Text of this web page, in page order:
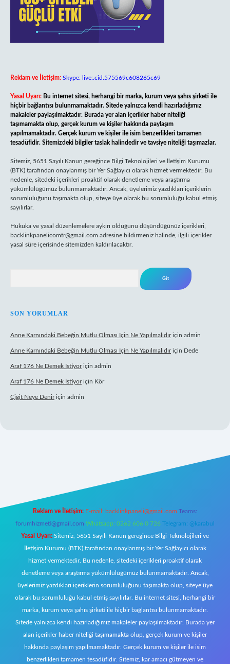
Reklam ve İletişim: Skype: live:.cid.575569c608265c69
Yasal Uyarı: Bu internet sitesi, herhangi bir marka, kurum veya şahıs şirketi ile
hiçbir bağlantısı bulunmamaktadır. Sitede yalnızca kendi hazırladığımız
makaleler paylaşılmaktadır. Burada yer alan içerikler haber niteliği
taşımamakta olup, gerçek kurum ve kişiler hakkında paylaşım
yapılmamaktadır. Gerçek kurum ve kişiler ile isim benzerlikleri tamamen
tesadüfidir. Sitemizdeki bilgiler taslak halindedir ve tavsiye niteliği taşımazlar.
Sitemiz, 5651 Sayılı Kanun gereğince Bilgi Teknolojileri ve İletişim Kurumu
(BTK) tarafından onaylanmış bir Yer Sağlayıcı olarak hizmet vermektedir. Bu
nedenle, sitedeki içerikleri proaktif olarak denetleme veya araştırma
yükümlülüğümüz bulunmamaktadır. Ancak, üyelerimiz yazdıkları içeriklerin
sorumluluğunu taşımakta olup, siteye üye olarak bu sorumluluğu kabul etmiş
sayılırlar.
Hukuka ve yasal düzenlemelere aykırı olduğunu düşündüğünüz içerikleri,
backlinkpanelicomtr@gmail.com adresine bildirmeniz halinde, ilgili içerikler
yasal süre içerisinde sitemizden kaldırılacaktır.
SON YORUMLAR
Anne Karnındaki Bebeğin Mutlu Olması Için Ne Yapılmalıdıriçin admin
Anne Karnındaki Bebeğin Mutlu Olması Için Ne Yapılmalıdıriçin Dede
Araf 176 Ne Demek Istiyoriçin admin
Araf 176 Ne Demek Istiyoriçin Kör
Çiğit Neye Deniriçin admin
Reklam ve İletişim: E-mail: backlinkpaneli@gmail.com Teams:
forumhizmeti@gmail.com Whatsapp: 0262 606 0 726 Telegram: @karabul
Yasal Uyarı: Sitemiz, 5651 Sayılı Kanun gereğince Bilgi Teknolojileri ve
İletişim Kurumu (BTK) tarafından onaylanmış bir Yer Sağlayıcı olarak
hizmet vermektedir. Bu nedenle, sitedeki içerikleri proaktif olarak
denetleme veya araştırma yükümlülüğümüz bulunmamaktadır. Ancak,
üyelerimiz yazdıkları içeriklerin sorumluluğunu taşımakta olup, siteye üye
olarak bu sorumluluğu kabul etmiş sayılırlar. Bu internet sitesi, herhangi bir
marka, kurum veya şahıs şirketi ile hiçbir bağlantısı bulunmamaktadır.
Sitede yalnızca kendi hazırladığımız makaleler paylaşılmaktadır. Burada yer
alan içerikler haber niteliği taşımamakta olup, gerçek kurum ve kişiler
hakkında paylaşım yapılmamaktadır. Gerçek kurum ve kişiler ile isim
benzerlikleri tamamen tesadüfidir. Sitemiz, kar amacı gütmeyen ve